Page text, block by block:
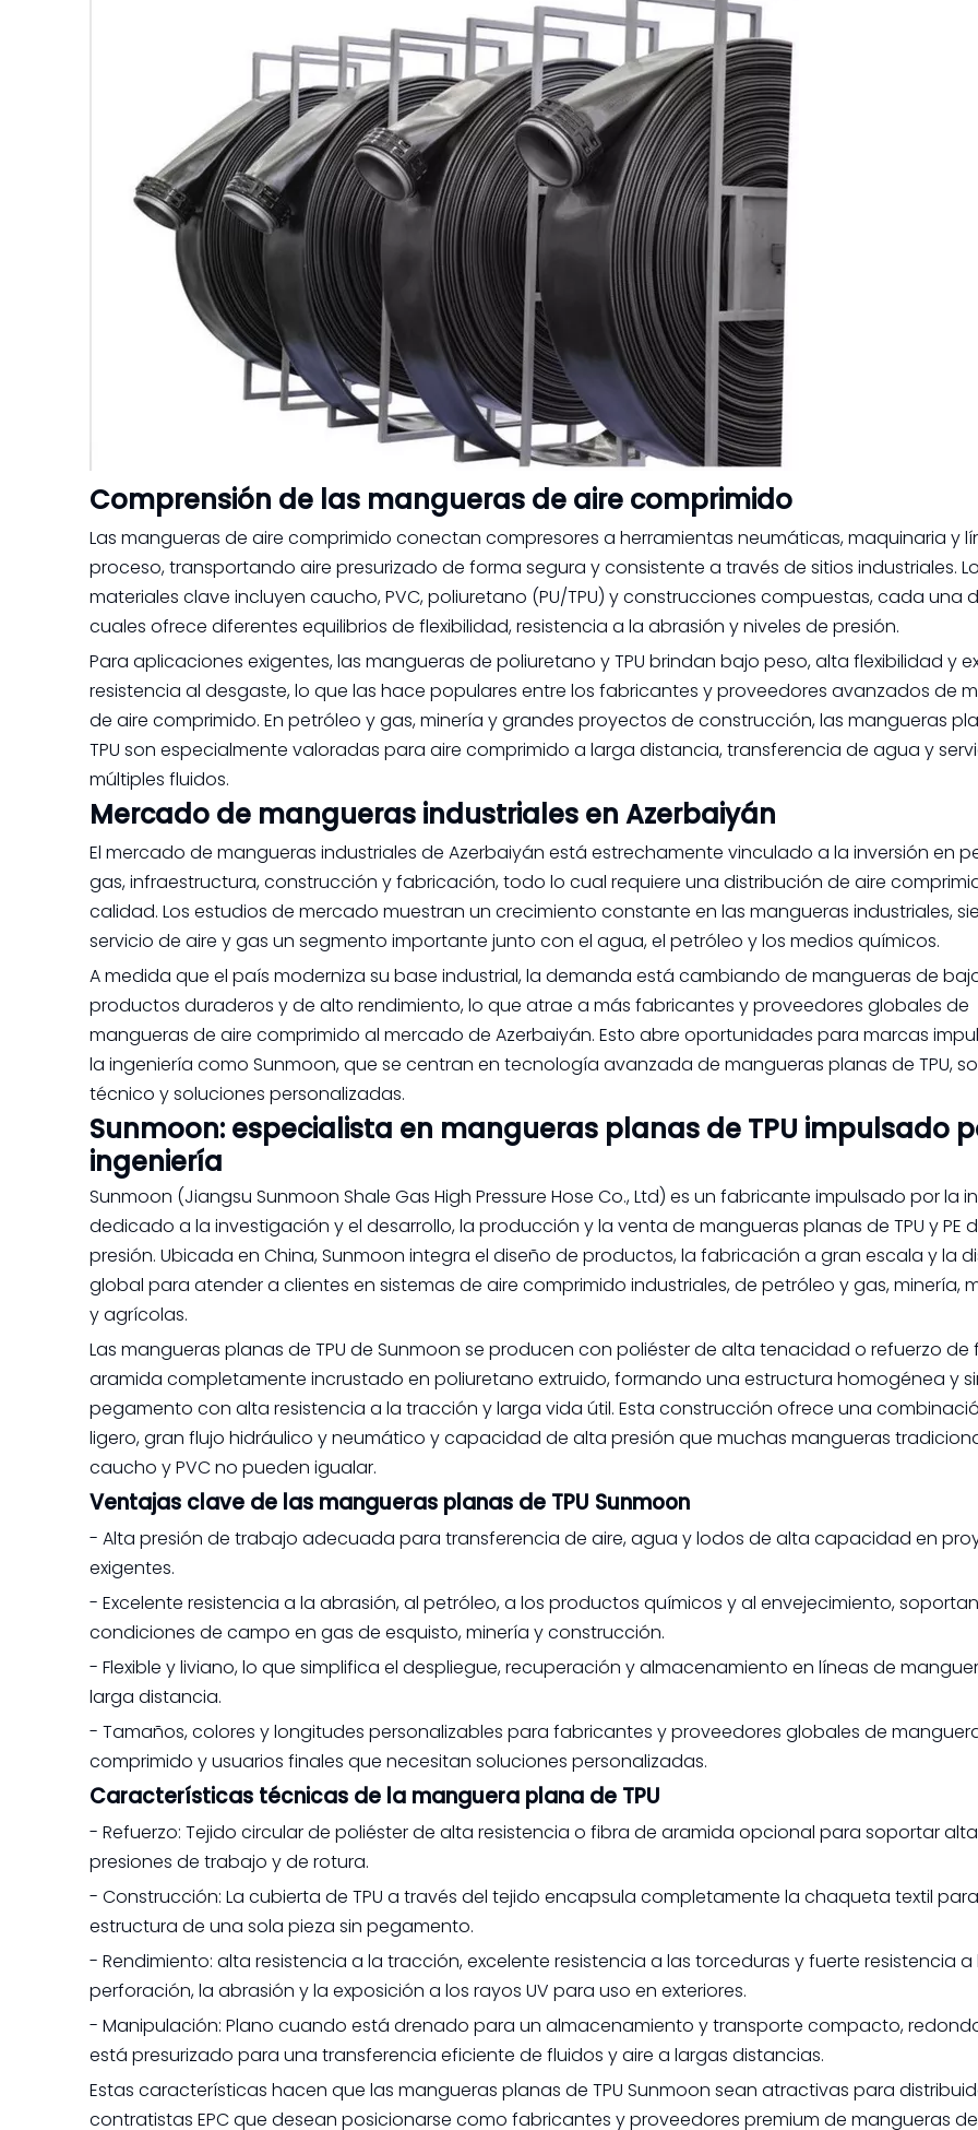
Comprensión de las mangueras de aire comprimido
Las mangueras de aire comprimido conectan compresores a herramientas neumáticas, maquinaria y
proceso, transportando aire presurizado de forma segura y consistente a través de sitios industriales.
materiales clave incluyen caucho, PVC, poliuretano (PU/TPU) y construcciones compuestas, cada una
cuales ofrece diferentes equilibrios de flexibilidad, resistencia a la abrasión y niveles de presión.
Para aplicaciones exigentes, las mangueras de poliuretano y TPU brindan bajo peso, alta flexibilidad y
resistencia al desgaste, lo que las hace populares entre los fabricantes y proveedores avanzados de
de aire comprimido. En petróleo y gas, minería y grandes proyectos de construcción, las mangueras
TPU son especialmente valoradas para aire comprimido a larga distancia, transferencia de agua y
múltiples fluidos.
Mercado de mangueras industriales en Azerbaiyán
El mercado de mangueras industriales de Azerbaiyán está estrechamente vinculado a la inversión en
gas, infraestructura, construcción y fabricación, todo lo cual requiere una distribución de aire
calidad. Los estudios de mercado muestran un crecimiento constante en las mangueras industriales,
servicio de aire y gas un segmento importante junto con el agua, el petróleo y los medios químicos.
A medida que el país moderniza su base industrial, la demanda está cambiando de mangueras de
productos duraderos y de alto rendimiento, lo que atrae a más fabricantes y proveedores globales de
mangueras de aire comprimido al mercado de Azerbaiyán. Esto abre oportunidades para marcas
la ingeniería como Sunmoon, que se centran en tecnología avanzada de mangueras planas de TPU,
técnico y soluciones personalizadas.
Sunmoon: especialista en mangueras planas de TPU impulsado
ingeniería
Sunmoon (Jiangsu Sunmoon Shale Gas High Pressure Hose Co., Ltd) es un fabricante impulsado por la
dedicado a la investigación y el desarrollo, la producción y la venta de mangueras planas de TPU y PE
presión. Ubicada en China, Sunmoon integra el diseño de productos, la fabricación a gran escala y la
global para atender a clientes en sistemas de aire comprimido industriales, de petróleo y gas, minería,
y agrícolas.
Las mangueras planas de TPU de Sunmoon se producen con poliéster de alta tenacidad o refuerzo de
aramida completamente incrustado en poliuretano extruido, formando una estructura homogénea y
pegamento con alta resistencia a la tracción y larga vida útil. Esta construcción ofrece una
ligero, gran flujo hidráulico y neumático y capacidad de alta presión que muchas mangueras
caucho y PVC no pueden igualar.
Ventajas clave de las mangueras planas de TPU Sunmoon
- Alta presión de trabajo adecuada para transferencia de aire, agua y lodos de alta capacidad en
exigentes.
- Excelente resistencia a la abrasión, al petróleo, a los productos químicos y al envejecimiento,
condiciones de campo en gas de esquisto, minería y construcción.
- Flexible y liviano, lo que simplifica el despliegue, recuperación y almacenamiento en líneas de
larga distancia.
- Tamaños, colores y longitudes personalizables para fabricantes y proveedores globales de
comprimido y usuarios finales que necesitan soluciones personalizadas.
Características técnicas de la manguera plana de TPU
- Refuerzo: Tejido circular de poliéster de alta resistencia o fibra de aramida opcional para soportar
presiones de trabajo y de rotura.
- Construcción: La cubierta de TPU a través del tejido encapsula completamente la chaqueta textil
estructura de una sola pieza sin pegamento.
- Rendimiento: alta resistencia a la tracción, excelente resistencia a las torceduras y fuerte resistencia a
perforación, la abrasión y la exposición a los rayos UV para uso en exteriores.
- Manipulación: Plano cuando está drenado para un almacenamiento y transporte compacto,
está presurizado para una transferencia eficiente de fluidos y aire a largas distancias.
Estas características hacen que las mangueras planas de TPU Sunmoon sean atractivas para
contratistas EPC que desean posicionarse como fabricantes y proveedores premium de mangueras